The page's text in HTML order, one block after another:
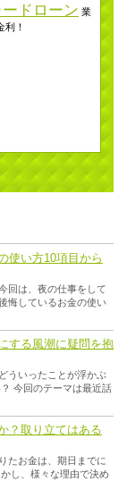
ドローン 業
利！
使い方10項目から
回は、夜の仕事をして
悔しているお金の使い
する風潮に疑問を抱
ういったことが浮かぶ
今回のテーマは最近話
？取り立てはある
たお金は、期日までに
し、様々な理由で決め